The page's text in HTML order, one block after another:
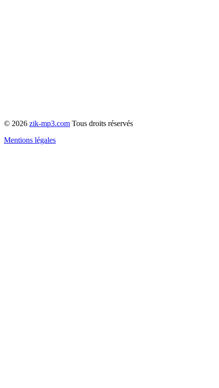
© 2026 zik-mp3.com Tous droits réservés
Mentions légales